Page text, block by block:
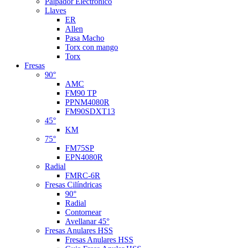
Llaves
ER
Allen
Pasa Macho
Torx con mango
Torx
Fresas
90°
AMC
FM90 TP
PPNM4080R
FM90SDXT13
45°
KM
75°
FM75SP
EPN4080R
Radial
FMRC-6R
Fresas Cilíndricas
90°
Radial
Contornear
Avellanar 45°
Fresas Anulares HSS
Fresas Anulares HSS